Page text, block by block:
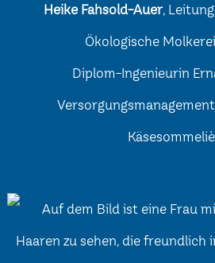
Heike Fahsold-Auer,
Ökologische
Diplom-Ingenieurin